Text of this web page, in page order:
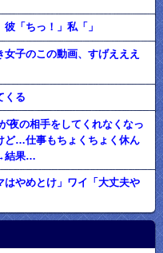
「ちっ！」私「」
女子のこの動画、すげえええ
くる
夜の相手をしてくれなくなっ
ど…仕事もちょくちょく休ん
結果…
はやめとけ」ワイ「大丈夫や